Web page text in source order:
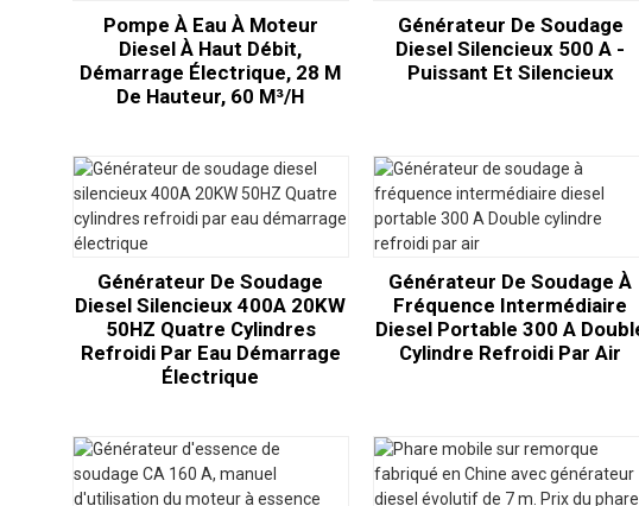
Pompe À Eau À Moteur
Diesel À Haut Débit,
Démarrage Électrique, 28 M
De Hauteur, 60 M³/h
Générateur De Soudage
Diesel Silencieux 500 A -
Puissant Et Silencieux
Générateur De Soudage
Diesel Silencieux 400A 20KW
50HZ Quatre Cylindres
Refroidi Par Eau Démarrage
Électrique
Générateur De Soudage À
Fréquence Intermédiaire
Diesel Portable 300 A
Cylindre Refroidi Par Air